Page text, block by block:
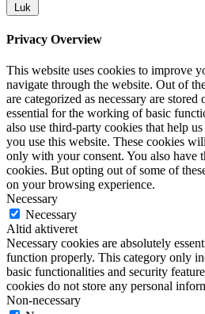
Luk
Privacy Overview
This website uses cookies to improve
navigate through the website. Out of
are categorized as necessary are
essential for the working of basic
also use third-party cookies that help
you use this website. These cookies
only with your consent. You also have
cookies. But opting out of some of
on your browsing experience.
Necessary
Necessary
Altid aktiveret
Necessary cookies are absolutely
function properly. This category only
basic functionalities and security
cookies do not store any personal
Non-necessary